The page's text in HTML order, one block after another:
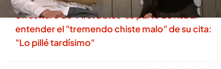
Un soltero de 'First Dates' se parte de risa al
entender el "tremendo chiste malo" de su cita:
"Lo pillé tardísimo"